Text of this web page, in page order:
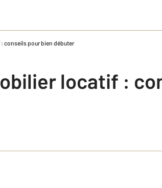
conseils pour bien débuter
locatif :